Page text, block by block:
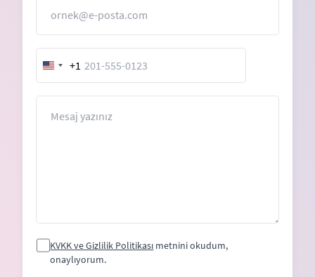
United
States
+1
KVKK ve Gizlilik Politikası metnini okudum,
onaylıyorum.